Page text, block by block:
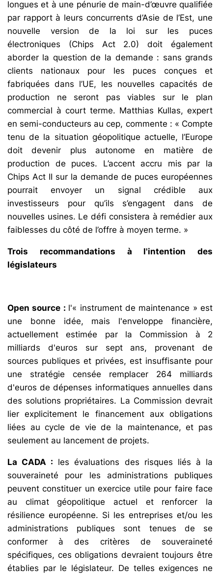
longues et à une pénurie de main-d’œuvre qualifiée
par rapport à leurs concurrents d’Asie de l’Est, une
nouvelle version de la loi sur les puces
électroniques (Chips Act 2.0) doit également
aborder la question de la demande : sans grands
clients nationaux pour les puces conçues et
fabriquées dans l’UE, les nouvelles capacités de
production ne seront pas viables sur le plan
commercial à court terme. Matthias Kullas, expert
en semi-conducteurs au cep, commente : « Compte
tenu de la situation géopolitique actuelle, l’Europe
doit devenir plus autonome en matière de
production de puces. L’accent accru mis par la
Chips Act II sur la demande de puces européennes
pourrait envoyer un signal crédible aux
investisseurs pour qu’ils s’engagent dans de
nouvelles usines. Le défi consistera à remédier aux
faiblesses du côté de l’offre à moyen terme. »
Trois recommandations à l'intention des
législateurs
Open source : l'« instrument de maintenance » est
une bonne idée, mais l'enveloppe financière,
actuellement estimée par la Commission à 2
milliards d'euros sur sept ans, provenant de
sources publiques et privées, est insuffisante pour
une stratégie censée remplacer 264 milliards
d'euros de dépenses informatiques annuelles dans
des solutions propriétaires. La Commission devrait
lier explicitement le financement aux obligations
liées au cycle de vie de la maintenance, et pas
seulement au lancement de projets.
La CADA : les évaluations des risques liés à la
souveraineté pour les administrations publiques
peuvent constituer un exercice utile pour faire face
au climat géopolitique actuel et renforcer la
résilience européenne. Si les entreprises et/ou les
administrations publiques sont tenues de se
conformer à des critères de souveraineté
spécifiques, ces obligations devraient toujours être
établies par le législateur. De telles exigences ne